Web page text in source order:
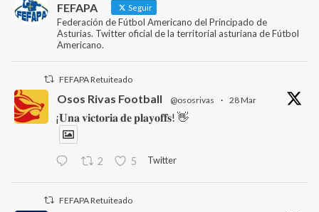
FEFAPA Seguir
Federación de Fútbol Americano del Principado de
Asturias. Twitter oficial de la territorial asturiana de Fútbol
Americano.
FEFAPA Retuiteado
Osos Rivas Football @ososrivas · 28 Mar
¡𝐔𝐧𝐚 𝐯𝐢𝐜𝐭𝐨𝐫𝐢𝐚 𝐝𝐞 𝐩𝐥𝐚𝐲𝐨𝐟𝐟𝐬! 👋
2 5 Twitter
FEFAPA Retuiteado